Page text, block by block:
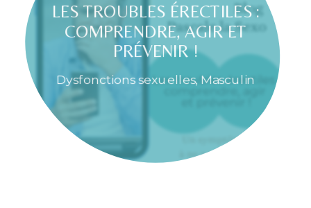
LES TROUBLES ÉRECTILES :
COMPRENDRE, AGIR ET
PRÉVENIR !
Dysfonctions sexuelles, Masculin